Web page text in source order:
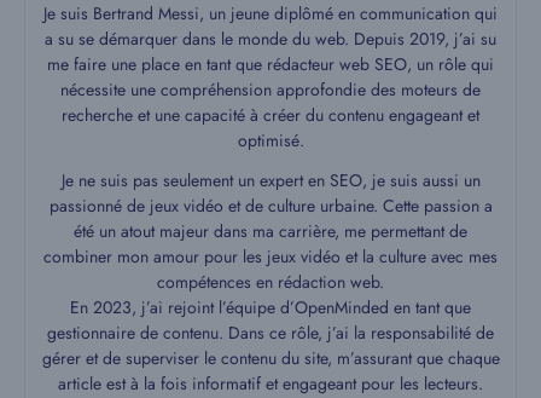
Je suis Bertrand Messi, un jeune diplômé en communication qui
a su se démarquer dans le monde du web. Depuis 2019, j’ai su
me faire une place en tant que rédacteur web SEO, un rôle qui
nécessite une compréhension approfondie des moteurs de
recherche et une capacité à créer du contenu engageant et
optimisé.
Je ne suis pas seulement un expert en SEO, je suis aussi un
passionné de jeux vidéo et de culture urbaine. Cette passion a
été un atout majeur dans ma carrière, me permettant de
combiner mon amour pour les jeux vidéo et la culture avec mes
compétences en rédaction web.
En 2023, j’ai rejoint l’équipe d’OpenMinded en tant que
gestionnaire de contenu. Dans ce rôle, j’ai la responsabilité de
gérer et de superviser le contenu du site, m’assurant que chaque
article est à la fois informatif et engageant pour les lecteurs.